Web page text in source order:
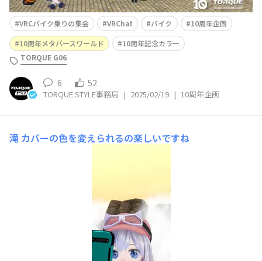
VRCバイク乗りの集会 VRChat バイク
10周年企画
10周年メタバースワールド
10周年記念カラー
TORQUE G06
6 52
TORQUE STYLE事務局 | 2025/02/19 | 10周年企画
滝 カバーの色を変えられるの楽しいですね